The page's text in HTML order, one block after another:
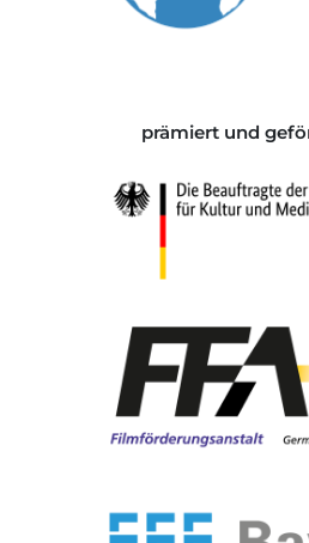
prämiert und